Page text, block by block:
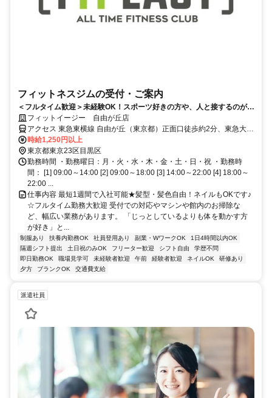
フィットネスジムの受付・ご案内
＜フルタイム歓迎＞未経験OK！スポーツ好きの方や、人と接するのが好
きな方にピッタリ☆女性活躍中！
フィットイージー 自由が丘店
アクセス 東急東横線 自由が丘（東京都）正面口徒歩約2分、東急大井
町線 自由が丘（東京都）正面口徒歩約2分、東急大井町線 九品仏徒歩
約9分
時給1,250円以上
東京都東京23区目黒区
勤務時間 ・勤務曜日：月・火・水・木・金・土・日・祝 ・勤務時
間： [1] 09:00～14:00 [2] 09:00～18:00 [3] 14:00～22:00 [4] 18:00～
22:00 ...
仕事内容 最短1週間で入社可能★髪型・髪色自由！ネイルもOKです♪
☆フルタイム勤務大歓迎 受付での対応やマシンや館内のお掃除な
ど、幅広い業務があります。 「じっとしているよりも体を動かす方
が好き」と...
制服あり 扶養内勤務OK 社員登用あり 副業・WワークOK
1日4時間以内OK
隔週シフト提出
土日祝のみOK フリーター歓迎 シフト自由
学歴不問
即日勤務OK
職場見学可 未経験者歓迎 午前 経験者歓迎 ネイルOK
研修あり
夕方
ブランクOK 交通費支給
派遣社員